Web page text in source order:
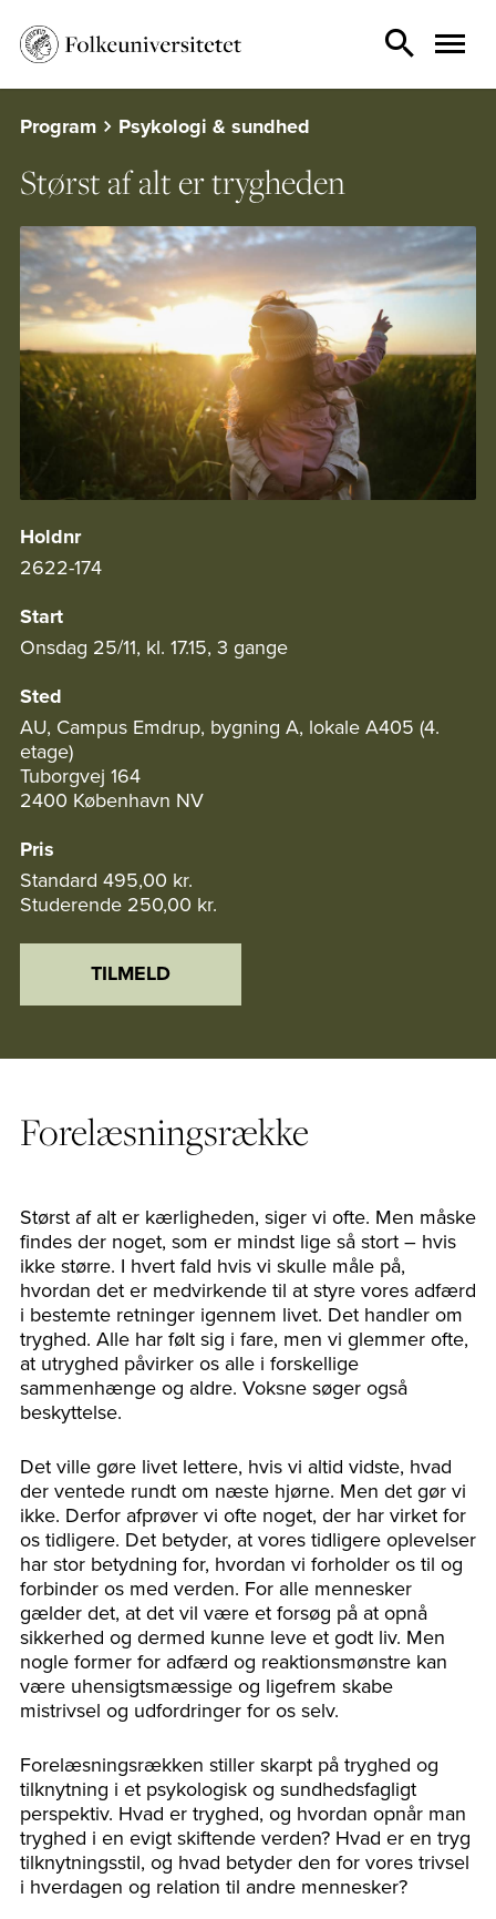
Program Psykologi & sundhed
Størst af alt er trygheden
Holdnr
2622-174
Start
Onsdag 25/11, kl. 17.15, 3 gange
Sted
AU, Campus Emdrup, bygning A, lokale A405 (4.
etage)
Tuborgvej 164
2400 København NV
Pris
Standard 495,00 kr.
Studerende 250,00 kr.
TILMELD
Forelæsningsrække
Størst af alt er kærligheden, siger vi ofte. Men måske
findes der noget, som er mindst lige så stort – hvis
ikke større. I hvert fald hvis vi skulle måle på,
hvordan det er medvirkende til at styre vores adfærd
i bestemte retninger igennem livet. Det handler om
tryghed. Alle har følt sig i fare, men vi glemmer ofte,
at utryghed påvirker os alle i forskellige
sammenhænge og aldre. Voksne søger også
beskyttelse.
Det ville gøre livet lettere, hvis vi altid vidste, hvad
der ventede rundt om næste hjørne. Men det gør vi
ikke. Derfor afprøver vi ofte noget, der har virket for
os tidligere. Det betyder, at vores tidligere oplevelser
har stor betydning for, hvordan vi forholder os til og
forbinder os med verden. For alle mennesker
gælder det, at det vil være et forsøg på at opnå
sikkerhed og dermed kunne leve et godt liv. Men
nogle former for adfærd og reaktionsmønstre kan
være uhensigtsmæssige og ligefrem skabe
mistrivsel og udfordringer for os selv.
Forelæsningsrækken stiller skarpt på tryghed og
tilknytning i et psykologisk og sundhedsfagligt
perspektiv. Hvad er tryghed, og hvordan opnår man
tryghed i en evigt skiftende verden? Hvad er en tryg
tilknytningsstil, og hvad betyder den for vores trivsel
i hverdagen og relation til andre mennesker?